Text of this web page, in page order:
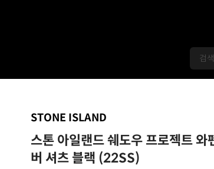
STONE ISLAND
스톤 아일랜드 쉐도우 프로젝트 와
버 셔츠 블랙 (22SS)